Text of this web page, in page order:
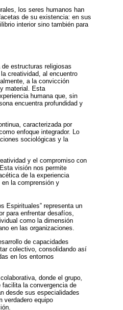
los seres humanos han
de su existencia: en sus
interior sino también para
estructuras religiosas
creatividad, al encuentro
a la convicción
material. Esta
humana que, sin
encuentra profundidad y
caracterizada por
enfoque integrador. Lo
sociológicas y la
y el compromiso con
visión nos permite
de la experiencia
la comprensión y
Espirituales” representa un
para enfrentar desafíos,
como la dimensión
en las organizaciones.
de capacidades
colectivo, consolidando así
en los entornos
donde el grupo,
la convergencia de
desde sus especialidades
verdadero equipo